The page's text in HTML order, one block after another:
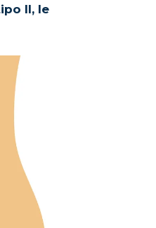
II, le